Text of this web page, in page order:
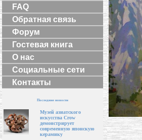
FAQ
Обратная связь
Форум
Гостевая книга
О нас
Социальные сети
Контакты
Последние новости
Музей азиатского
искусства Crow
демонстрирует
современную японскую
керамику